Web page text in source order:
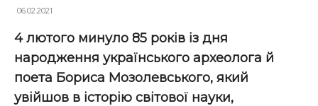
06.02.2021
4 лютого минуло 85 років із дня
народження українського археолога й
поета Бориса Мозолевського, який
увійшов в історію світової науки,